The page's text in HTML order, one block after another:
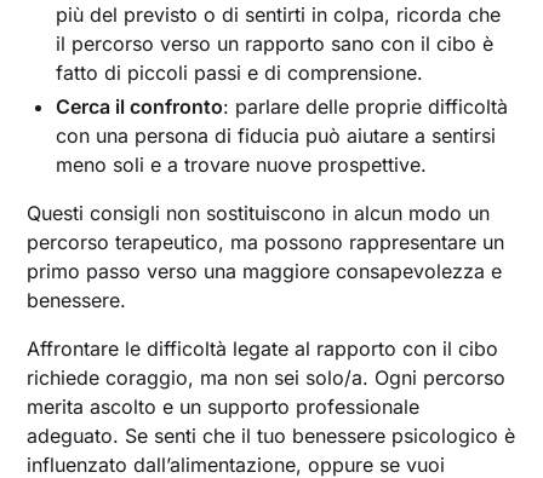
più del previsto o di sentirti in colpa, ricorda che
il percorso verso un rapporto sano con il cibo è
fatto di piccoli passi e di comprensione.
Cerca il confronto: parlare delle proprie difficoltà
con una persona di fiducia può aiutare a sentirsi
meno soli e a trovare nuove prospettive.
Questi consigli non sostituiscono in alcun modo un
percorso terapeutico, ma possono rappresentare un
primo passo verso una maggiore consapevolezza e
benessere.
Affrontare le difficoltà legate al rapporto con il cibo
richiede coraggio, ma non sei solo/a. Ogni percorso
merita ascolto e un supporto professionale
adeguato. Se senti che il tuo benessere psicologico è
influenzato dall’alimentazione, oppure se vuoi